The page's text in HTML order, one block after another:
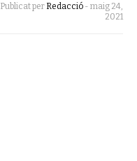
Publicat per Redacció - maig 24,
2021